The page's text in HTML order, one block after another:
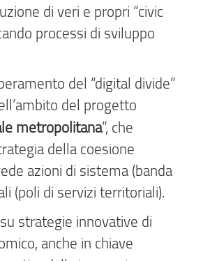
di veri e propri “civic
processi di sviluppo
del “digital divide”
del progetto
metropolitana”, che
della coesione
azioni di sistema (banda
(poli di servizi territoriali).
strategie innovative di
anche in chiave